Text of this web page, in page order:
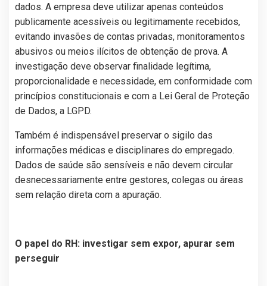
dados. A empresa deve utilizar apenas conteúdos
publicamente acessíveis ou legitimamente recebidos,
evitando invasões de contas privadas, monitoramentos
abusivos ou meios ilícitos de obtenção de prova. A
investigação deve observar finalidade legítima,
proporcionalidade e necessidade, em conformidade com
princípios constitucionais e com a Lei Geral de Proteção
de Dados, a LGPD.
Também é indispensável preservar o sigilo das
informações médicas e disciplinares do empregado.
Dados de saúde são sensíveis e não devem circular
desnecessariamente entre gestores, colegas ou áreas
sem relação direta com a apuração.
O papel do RH: investigar sem expor, apurar sem
perseguir